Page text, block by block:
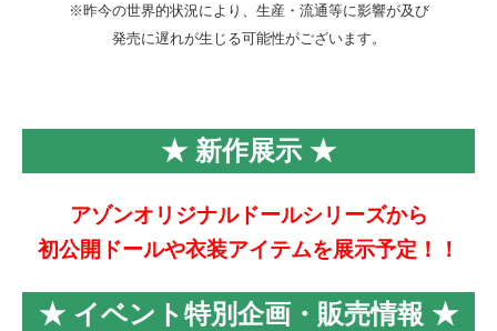
※昨今の世界的状況により、生産・流通等に影響が及び
発売に遅れが生じる可能性がございます。
★ 新作展示 ★
アゾンオリジナルドールシリーズから
初公開ドールや衣装アイテムを展示予定！！
★ イベント特別企画・販売情報 ★